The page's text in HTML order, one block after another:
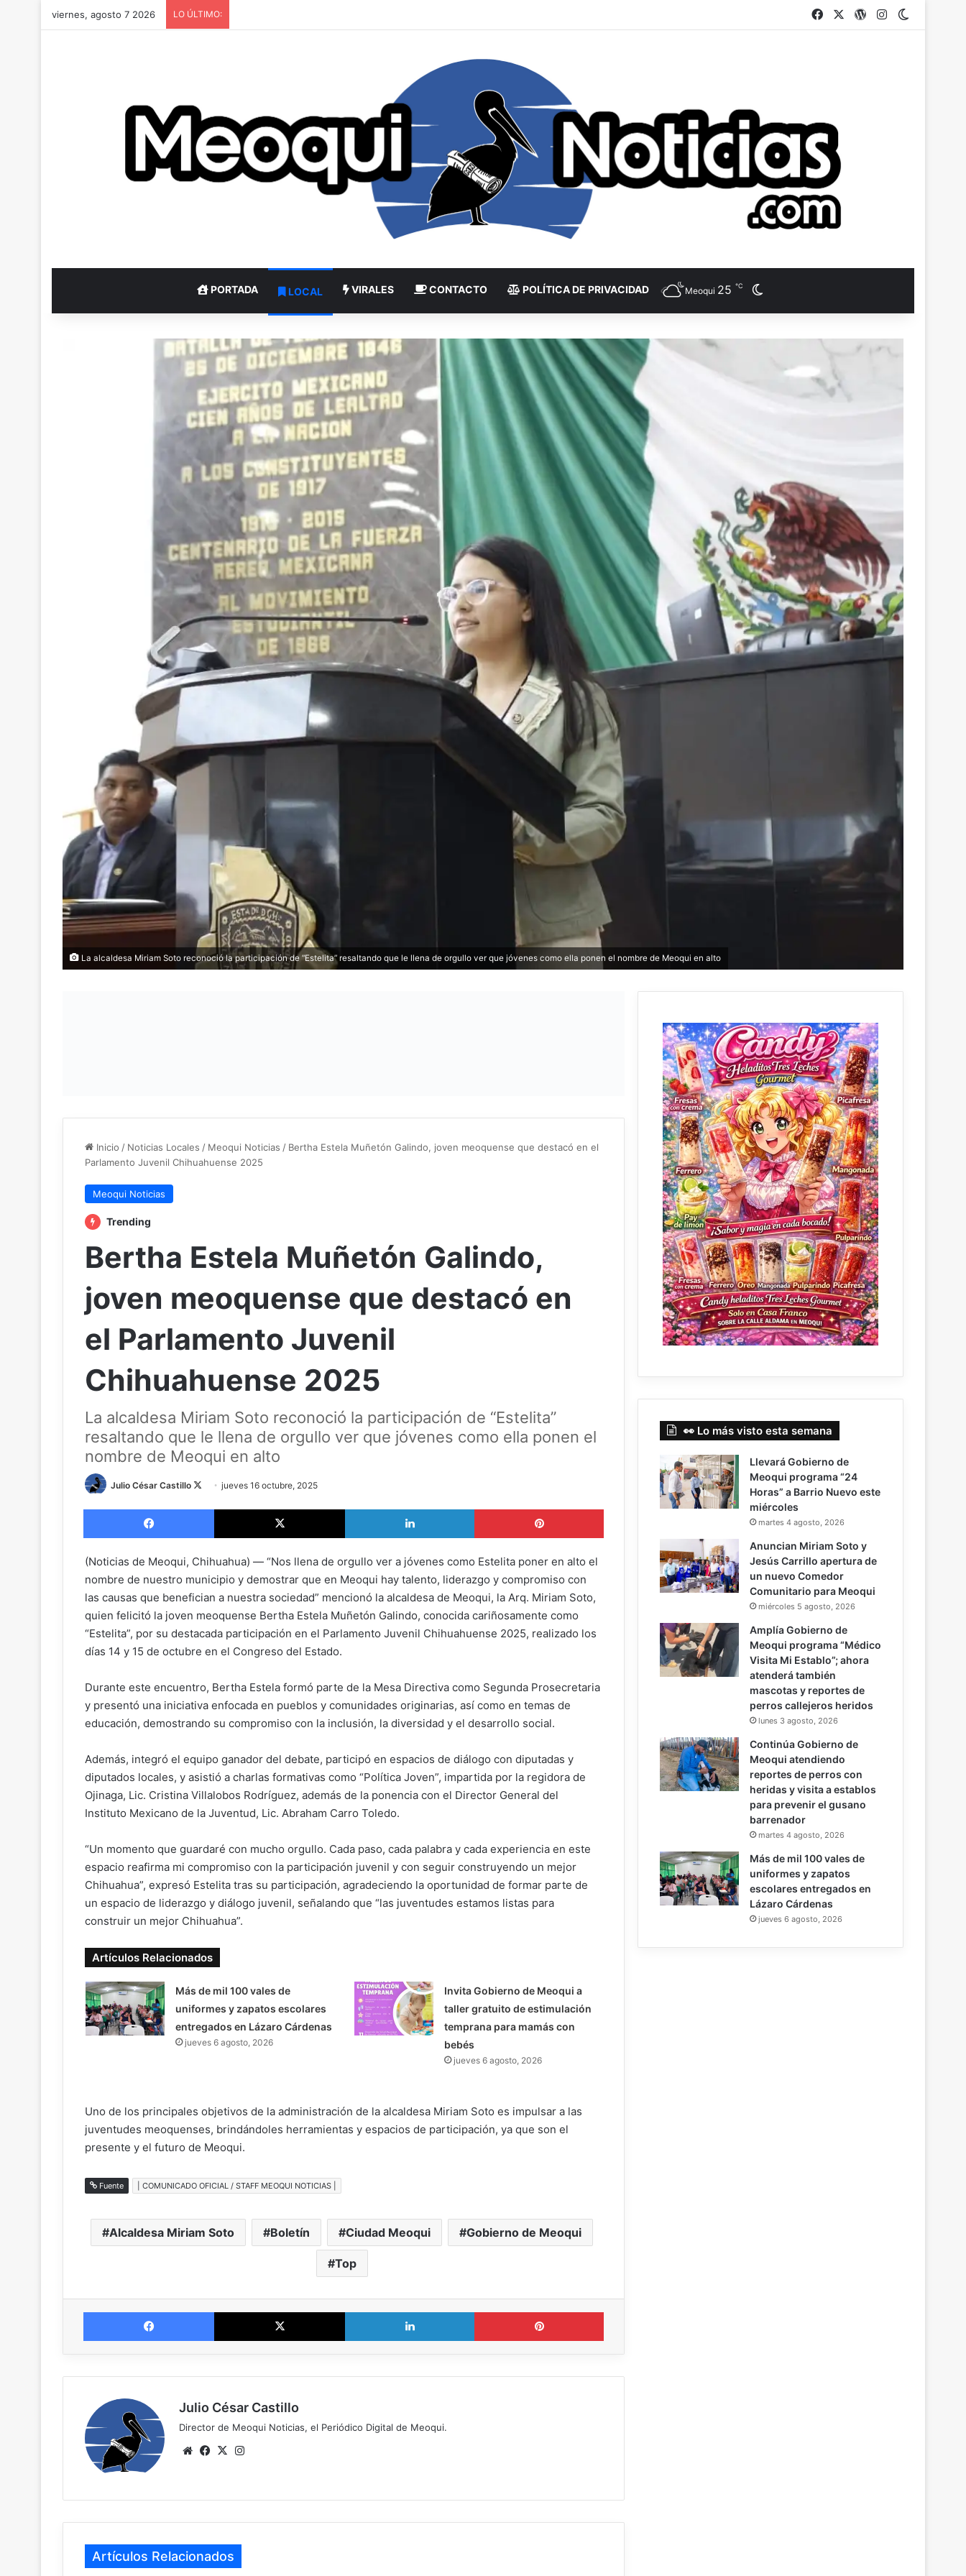
viernes, agosto 7 2026 LO ÚLTIMO: Facebook WordPress
Instagram
PORTADA LOCAL VIRALES CONTACTO POLÍTICA DE PRIVACIDAD Meoqui 25 ℃
La alcaldesa Miriam Soto reconoció la participación de “Estelita” resaltando que le llena de orgullo ver que jóvenes como ella ponen el nombre de Meoqui en alto
Inicio / Noticias Locales / Meoqui Noticias / Bertha Estela Muñetón Galindo, joven meoquense que destacó en el
Parlamento Juvenil Chihuahuense 2025
Meoqui Noticias
Trending
Bertha Estela Muñetón Galindo,
joven meoquense que destacó en
el Parlamento Juvenil
Chihuahuense 2025
La alcaldesa Miriam Soto reconoció la participación de “Estelita”
resaltando que le llena de orgullo ver que jóvenes como ella ponen el
nombre de Meoqui en alto
Julio César Castillo
l
jueves 16 octubre, 2025
Facebook X LinkedIn
(Noticias de Meoqui, Chihuahua) — “Nos llena de orgullo ver a jóvenes como Estelita poner en alto el
nombre de nuestro municipio y demostrar que en Meoqui hay talento, liderazgo y compromiso con
las causas que benefician a nuestra sociedad” mencionó la alcaldesa de Meoqui, la Arq. Miriam Soto,
quien felicitó la joven meoquense Bertha Estela Muñetón Galindo, conocida cariñosamente como
“Estelita”, por su destacada participación en el Parlamento Juvenil Chihuahuense 2025, realizado los
días 14 y 15 de octubre en el Congreso del Estado.
Durante este encuentro, Bertha Estela formó parte de la Mesa Directiva como Segunda Prosecretaria
y presentó una iniciativa enfocada en pueblos y comunidades originarias, así como en temas de
educación, demostrando su compromiso con la inclusión, la diversidad y el desarrollo social.
Además, integró el equipo ganador del debate, participó en espacios de diálogo con diputadas y
diputados locales, y asistió a charlas formativas como “Política Joven”, impartida por la regidora de
Ojinaga, Lic. Cristina Villalobos Rodríguez, además de la ponencia con el Director General del
Instituto Mexicano de la Juventud, Lic. Abraham Carro Toledo.
“Un momento que guardaré con mucho orgullo. Cada paso, cada palabra y cada experiencia en este
espacio reafirma mi compromiso con la participación juvenil y con seguir construyendo un mejor
Chihuahua”, expresó Estelita tras su participación, agradeciendo la oportunidad de formar parte de
un espacio de liderazgo y diálogo juvenil, señalando que “las juventudes estamos listas para
construir un mejor Chihuahua”.
Artículos Relacionados
Más de mil 100 vales de
uniformes y zapatos escolares
entregados en Lázaro Cárdenas
jueves 6 agosto, 2026
Invita Gobierno de Meoqui a
taller gratuito de estimulación
temprana para mamás con
bebés
jueves 6 agosto, 2026
Uno de los principales objetivos de la administración de la alcaldesa Miriam Soto es impulsar a las
juventudes meoquenses, brindándoles herramientas y espacios de participación, ya que son el
presente y el futuro de Meoqui.
Fuente | COMUNICADO OFICIAL / STAFF MEOQUI NOTICIAS |
Alcaldesa Miriam Soto Boletín Ciudad Meoqui Gobierno de Meoqui
Top
Facebook X LinkedIn
Julio César Castillo
Director de Meoqui Noticias, el Periódico Digital de Meoqui.
We Fa
ok
X
m
Artículos Relacionados
👀 Lo más visto esta semana
Llevará Gobierno de
Meoqui programa “24
Horas” a Barrio Nuevo este
miércoles
martes 4 agosto, 2026
Anuncian Miriam Soto y
Jesús Carrillo apertura de
un nuevo Comedor
Comunitario para Meoqui
miércoles 5 agosto, 2026
Amplía Gobierno de
Meoqui programa “Médico
Visita Mi Establo”; ahora
atenderá también
mascotas y reportes de
perros callejeros heridos
lunes 3 agosto, 2026
Continúa Gobierno de
Meoqui atendiendo
reportes de perros con
heridas y visita a establos
para prevenir el gusano
barrenador
martes 4 agosto, 2026
Más de mil 100 vales de
uniformes y zapatos
escolares entregados en
Lázaro Cárdenas
jueves 6 agosto, 2026